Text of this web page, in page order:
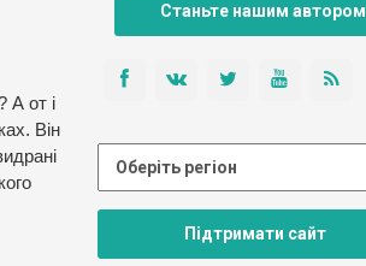
А от і
Він
Станьте нашим автором
Підтримати сайт